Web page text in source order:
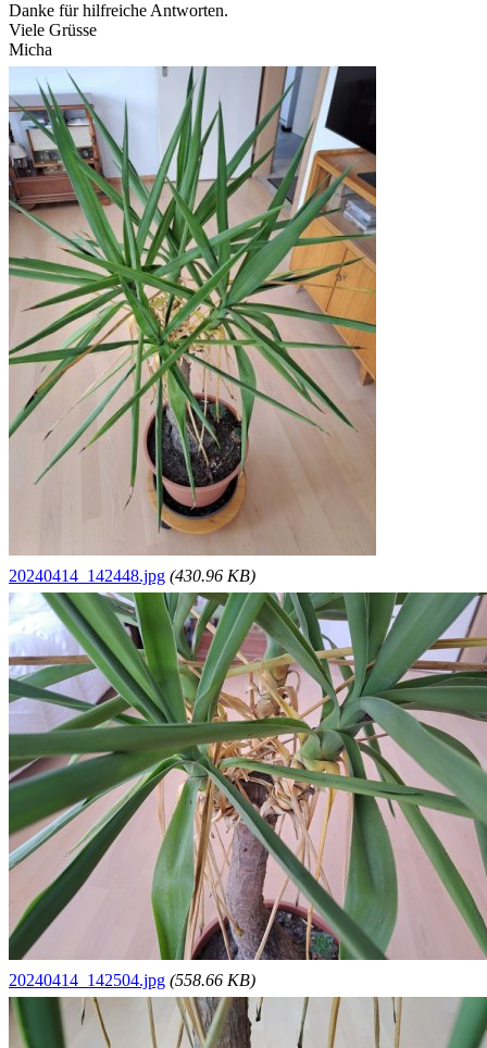
Danke für hilfreiche Antworten.
Viele Grüsse
Micha
20240414_142448.jpg (430.96 KB)
20240414_142504.jpg (558.66 KB)